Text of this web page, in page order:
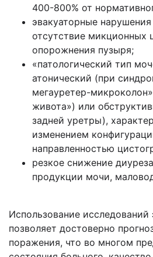
400-800% от
эвакуаторные
отсутствие микционных
опорожнения пузыря;
«патологический тип
атонический (при
мегауретер-
живота») или
задней уретры),
изменением
направленностью
резкое снижение
продукции мочи,
Использование исследований
позволяет достоверно
поражения, что во многом